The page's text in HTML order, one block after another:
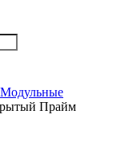
Модульные
Прайм